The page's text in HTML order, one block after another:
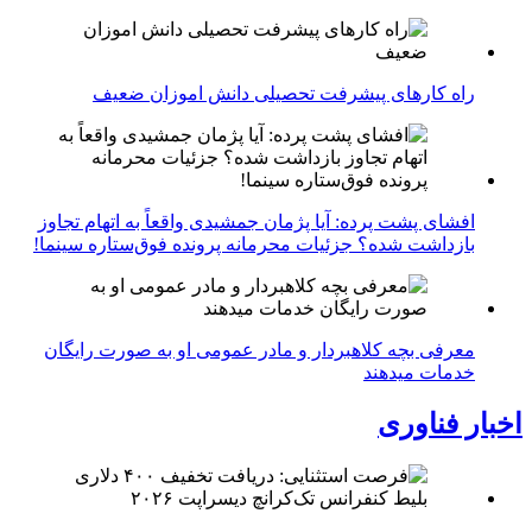
راه کارهای پیشرفت تحصیلی دانش اموزان ضعیف
افشای پشت پرده: آیا پژمان جمشیدی واقعاً به اتهام تجاوز
بازداشت شده؟ جزئیات محرمانه پرونده فوق‌ستاره سینما!
معرفی بچه کلاهبردار و مادر عمومی او به صورت رایگان
خدمات میدهند
اخبار فناوری